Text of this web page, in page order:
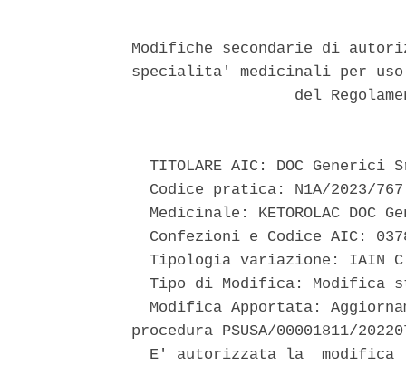
Modifiche secondarie di
specialita' medicinali per
del
TITOLARE AIC: DOC Generici
Codice pratica: N1A/2023/
Medicinale: KETOROLAC DOC
Confezioni e Codice AIC:
Tipologia variazione: IAIN
Tipo di Modifica: Modifica
Modifica Apportata:
procedura PSUSA/00001811/
E' autorizzata la  modifica